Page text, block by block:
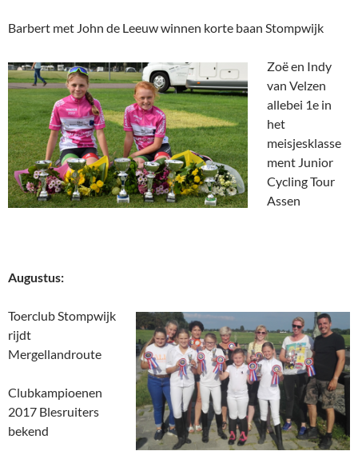
Barbert met John de Leeuw winnen korte baan Stompwijk
Zoë en Indy
van Velzen
allebei 1e in
het
meisjesklasse
ment Junior
Cycling Tour
Assen
Augustus:
Toerclub Stompwijk
rijdt
Mergellandroute
Clubkampioenen
2017 Blesruiters
bekend